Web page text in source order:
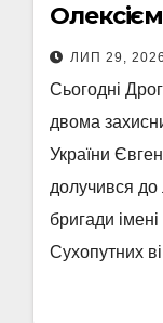
ЛИП 29, 2026
Сьогодні
двома
України
долучився до
бригади
Сухопутних